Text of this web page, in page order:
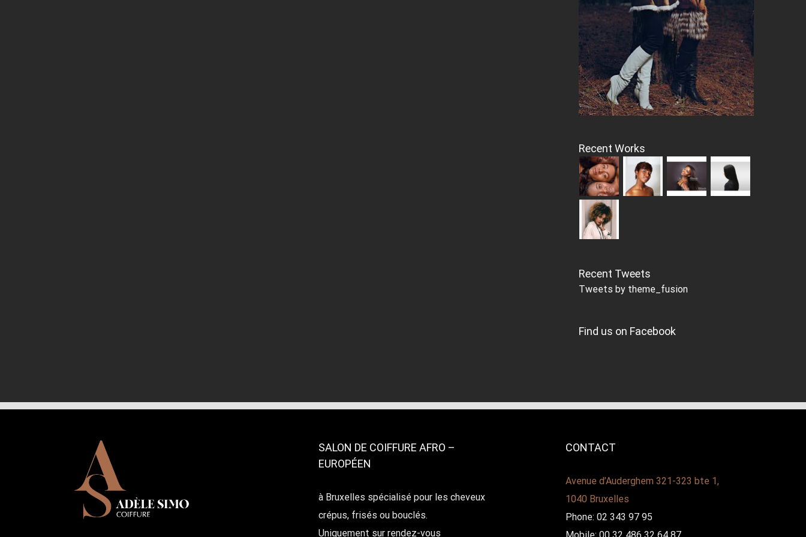
Recent Works
Recent Tweets
Tweets by theme_fusion
Find us on Facebook
SALON DE COIFFURE AFRO –
EUROPÉEN
à Bruxelles spécialisé pour les cheveux
crépus, frisés ou bouclés.
Uniquement sur rendez-vous
CONTACT
Avenue d’Auderghem 321-323 bte 1,
1040 Bruxelles
Phone: 02 343 97 95